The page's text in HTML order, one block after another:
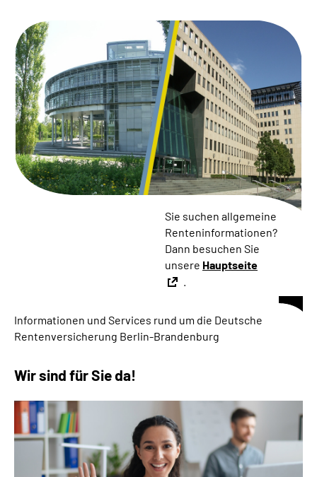
Über uns
Online-Services
Inhalte in Gebärdensprache (DGS)
Leichte Sprache
Suche
Mein Kundenportal
Informationen und Services rund um die Deutsche
Rentenversicherung Berlin-Brandenburg
Sie suchen allgemeine
Renteninformationen?
Dann besuchen Sie
unsere Hauptseite
Wir sind für Sie da!